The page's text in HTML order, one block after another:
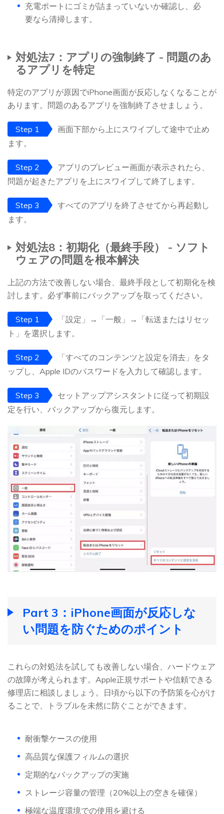
充電ポートにゴミが詰まっていないか確認し、必
要なら清掃します。
対処法7：アプリの強制終了 - 問題のあ
るアプリを特定
特定のアプリが原因でiPhone画面が反応しなくなることが
あります。問題のあるアプリを強制終了させましょう。
Step 1
画面下部から上にスワイプして途中で止め
ます。
Step 2
アプリのプレビュー画面が表示されたら、
問題が起きたアプリを上にスワイプして終了します。
Step 3
すべてのアプリを終了させてから再起動し
ます。
対処法8：初期化（最終手段） - ソフト
ウェアの問題を根本解決
上記の方法で改善しない場合、最終手段として初期化を検
討します。必ず事前にバックアップを取ってください。
Step 1
「設定」→「一般」→「転送またはリセッ
ト」を選択します。
Step 2
「すべてのコンテンツと設定を消去」をタ
ップし、Apple IDのパスワードを入力して確認します。
Step 3
セットアップアシスタントに従って初期設
定を行い、バックアップから復元します。
Part 3：iPhone画面が反応しな
い問題を防ぐためのポイント
これらの対処法を試しても改善しない場合、ハードウェア
の故障が考えられます。Apple正規サポートや信頼できる
修理店に相談しましょう。日頃から以下の予防策を心がけ
ることで、トラブルを未然に防ぐことができます。
耐衝撃ケースの使用
高品質な保護フィルムの選択
定期的なバックアップの実施
ストレージ容量の管理（20%以上の空きを確保）
極端な温度環境での使用を避ける